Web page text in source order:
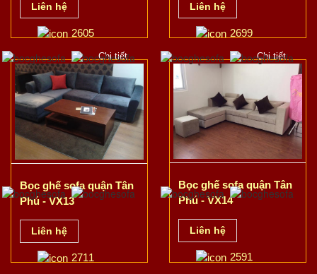
Liên hệ
2605
Chi tiết
Liên hệ
2699
Chi tiết
Bọc ghế sofa quận Tân
Phú - VX13
Liên hệ
2711
Bọc ghế sofa quận Tân
Phú - VX14
Liên hệ
2591